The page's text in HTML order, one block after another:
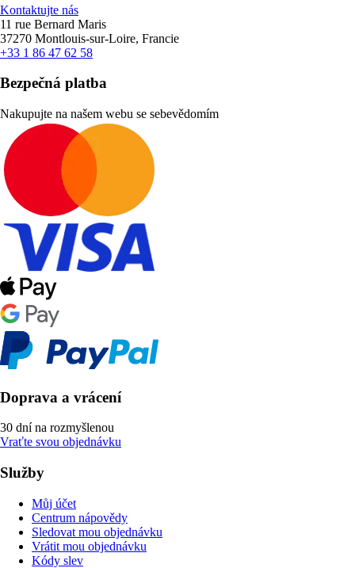
Kontaktujte nás
11 rue Bernard Maris
37270 Montlouis-sur-Loire, Francie
+33 1 86 47 62 58
Bezpečná platba
Nakupujte na našem webu se sebevědomím
Doprava a vrácení
30 dní na rozmyšlenou
Vraťte svou objednávku
Služby
Můj účet
Centrum nápovědy
Sledovat mou objednávku
Vrátit mou objednávku
Kódy slev